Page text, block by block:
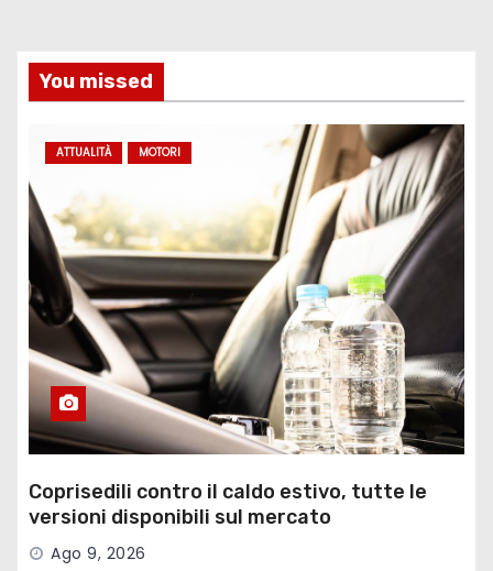
You missed
ATTUALITÀ MOTORI
Coprisedili contro il caldo estivo, tutte le
versioni disponibili sul mercato
Ago 9, 2026